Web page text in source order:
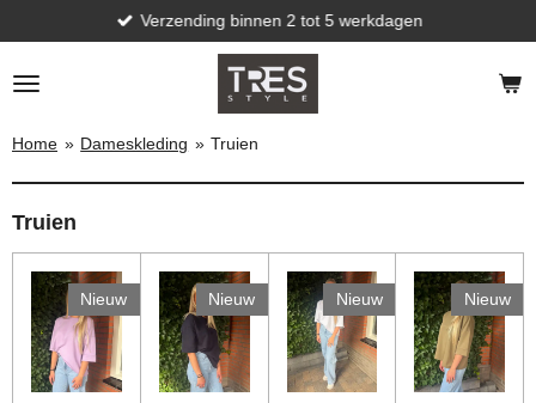
direct
naar
de
Verzending binnen 2 tot 5 werkdagen
Home » Dameskleding » Truien
Truien
Nieuw Nieuw Nieuw Nieuw